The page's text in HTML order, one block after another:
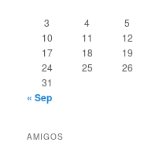
3
4 5
10
11 12
17
18 19
24
25 26
31
« Sep
AMIGOS